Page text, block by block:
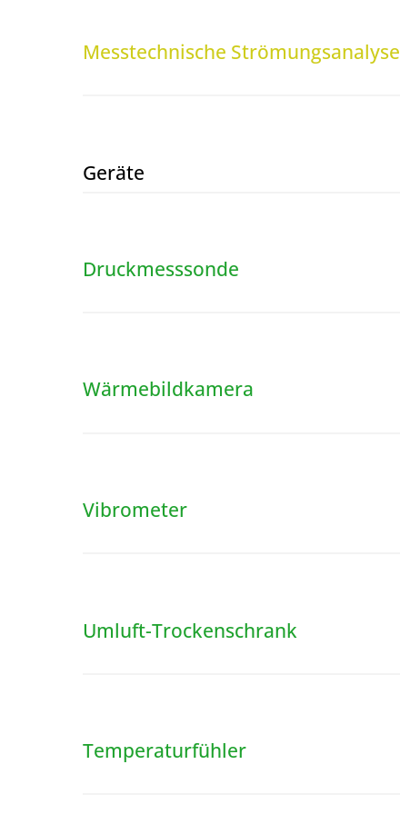
Messtechnische Strömungsanalyse
Geräte
Druckmesssonde
Wärmebildkamera
Vibrometer
Umluft-Trockenschrank
Temperaturfühler